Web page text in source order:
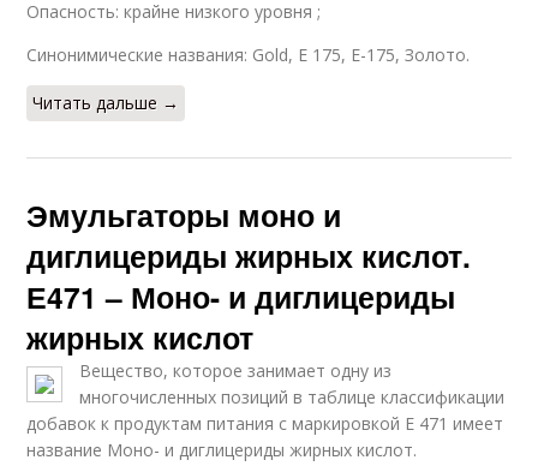
Опасность: крайне низкого уровня ;
Синонимические названия: Gold, Е 175, Е-175, Золото.
Читать дальше →
Эмульгаторы моно и
диглицериды жирных кислот.
Е471 – Моно- и диглицериды
жирных кислот
Вещество, которое занимает одну из
многочисленных позиций в таблице классификации
добавок к продуктам питания с маркировкой Е 471 имеет
название Моно- и диглицериды жирных кислот.